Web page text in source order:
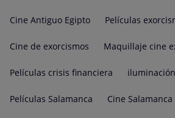
Cine Antiguo Egipto Películas
Cine de exorcismos Maquillaje cine
Películas crisis financiera
Películas Salamanca Cine Salamanca